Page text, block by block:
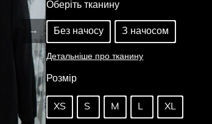
Оберіть тканину
Без начосу З начосом
Детальніше про тканину
Розмір
XS S M L XL